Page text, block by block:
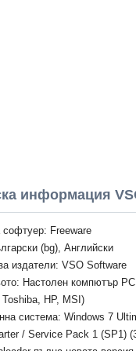
информация
софтуер: Freeware
(bg), Английски
издатели: VSO Software
Настолен компютър
HP, MSI)
система: Windows 7
/ Service Pack 1 (SP1)